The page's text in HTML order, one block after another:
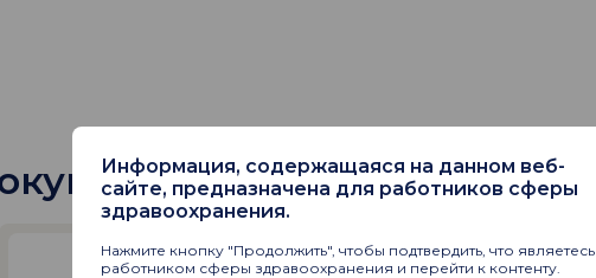
Информация, содержащаяся на данном веб-
сайте, предназначена для работников сферы
здравоохранения.
Нажмите кнопку "Продолжить", чтобы подтвердить, что являетесь
работником сферы здравоохранения и перейти к контенту.